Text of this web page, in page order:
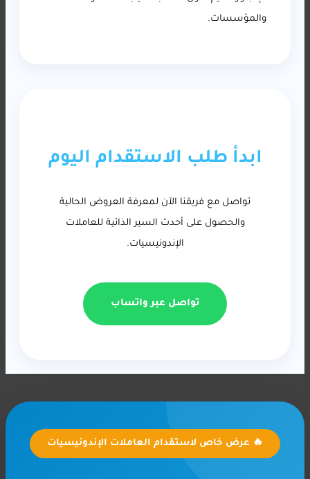
والمؤسسات.
ابدأ طلب الاستقدام اليوم
تواصل مع فريقنا الآن لمعرفة العروض الحالية
والحصول على أحدث السير الذاتية للعاملات
الإندونيسيات.
تواصل عبر واتساب
🔥 عرض خاص لاستقدام العاملات الإندونيسيات